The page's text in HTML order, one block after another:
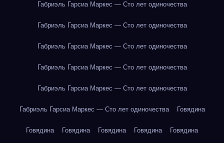
Габриэль Гарсиа Маркес — Сто лет одиночества
Габриэль Гарсиа Маркес — Сто лет одиночества
Габриэль Гарсиа Маркес — Сто лет одиночества
Габриэль Гарсиа Маркес — Сто лет одиночества
Габриэль Гарсиа Маркес — Сто лет одиночества
Габриэль Гарсиа Маркес — Сто лет одиночества Говядина
Говядина Говядина Говядина Говядина Говядина